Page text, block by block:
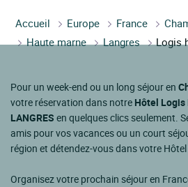
Accueil Europe France
Haute marne
Langres Logis
Pour un week-end ou un long séjour en
votre réservation dans notre Hôtel Logis
LANGRES en quelques clics seulement.
amis pour vos vacances ou un court
région et détendez-vous dans votre
Organisez votre prochain séjour en